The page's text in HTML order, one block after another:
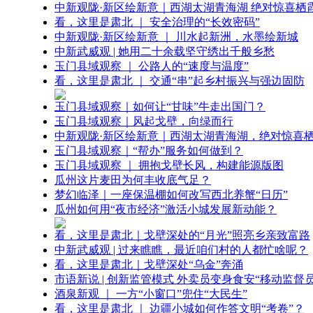
中新观陇·新区绘新意｜西湖太湖青海湖 绝对惊喜栖
看，这里是肃北 ｜ 安全治理的“长效密码”
中新观陇·新区绘新意 ｜ 川水起新洲，水墨绘新城
中新武威观 | 她用二十余载坚守绣出千般乡愁
玉门县域观察 ｜ 公路人的“速度与温度”
看，这里是肃北 ｜ 交通“串”起乡村振兴与强边固防
玉门县域观察｜如何让“甘味”牛走出国门？
玉门县域观察｜风起戈壁，向绿而行
中新观陇·新区绘新意｜西湖太湖青海湖，绝对惊喜
玉门县域观察｜“帮办”服务如何做到？
玉门县域观察 ｜ 拥抱戈壁长风，构建能源版图
瓜州这片麦田为何丰收底气足？
梦幻临泽｜一座保温棚如何改写西北养蟹“日历”
瓜州如何用“夜市经济”激活小城发展新动能？
看，这里是肃北｜戈壁深处的“月光”照亮乡亲致富路
中新武威观 | 过来瞧瞧，最近咱们村的人都忙啥呢？
看，这里是肃北｜戈壁深处“乌金”奔涌
市语新说 | 创新监管模式 外卖员变身食安“移动监督
酒泉新观 ｜ 一方“小窗口”兜住“大民生”
看，这里是肃北 ｜ 边疆小城如何作答文明“考卷”？